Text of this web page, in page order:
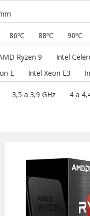
86ºC 88ºC 90ºC
Ryzen 9 Intel
E Intel Xeon E3
3,5 a 3,9 GHz 4 a